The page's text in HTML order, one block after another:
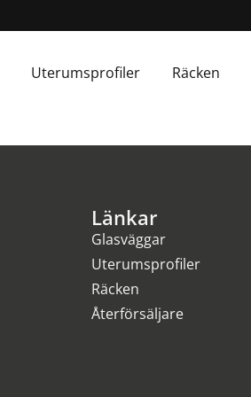
Uterumsprofiler Räcken
Länkar
Glasväggar
Uterumsprofiler
Räcken
Återförsäljare